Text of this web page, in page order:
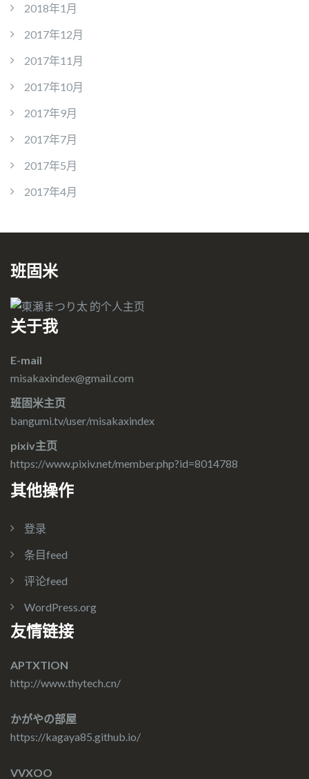
2018年1月
2017年12月
2017年11月
2017年10月
2017年9月
2017年7月
2017年5月
2017年4月
班固米
关于我
E-mail
misakaxindex@gmail.com
班固米主页
bangumi.tv/user/misakaxindex
pixiv主页
https://www.pixiv.net/member.php?id=8014788
其他操作
登录
条目feed
评论feed
WordPress.org
友情链接
APTXTION
http://www.thytech.cn/
かがやの部屋
https://kagaya85.github.io/
VVXOO